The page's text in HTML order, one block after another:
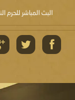
البث المباشر للحرم